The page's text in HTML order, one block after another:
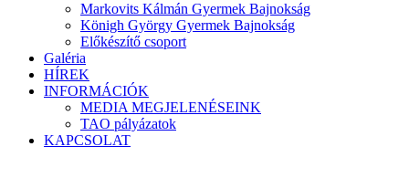
Markovits Kálmán Gyermek Bajnokság
Königh György Gyermek Bajnokság
Előkészítő csoport
Galéria
HÍREK
INFORMÁCIÓK
MEDIA MEGJELENÉSEINK
TAO pályázatok
KAPCSOLAT